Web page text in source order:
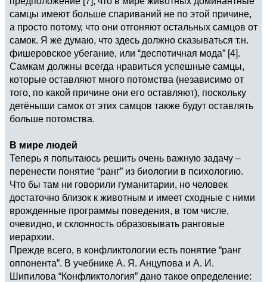
самцы имеют больше спариваний не по этой причине,
а просто потому, что они отгоняют остальных самцов от
самок. Я же думаю, что здесь должно сказываться т.н.
фишеровское убегание, или “деспотичная мода” [4].
Самкам должны всегда нравиться успешные самцы,
которые оставляют много потомства (независимо от
того, по какой причине они его оставляют), поскольку
детёныши самок от этих самцов также будут оставлять
больше потомства.
В мире людей
Теперь я попытаюсь решить очень важную задачу –
перенести понятие “ранг” из биологии в психологию.
Что бы там ни говорили гуманитарии, но человек
достаточно близок к животным и имеет сходные с ними
врожденные программы поведения, в том числе,
очевидно, и склонность образовывать ранговые
иерархии.
Прежде всего, в конфликтологии есть понятие “ранг
оппонента”. В учебнике А. Я. Анцупова и А. И.
Шипилова “Конфликтология” дано такое определение: